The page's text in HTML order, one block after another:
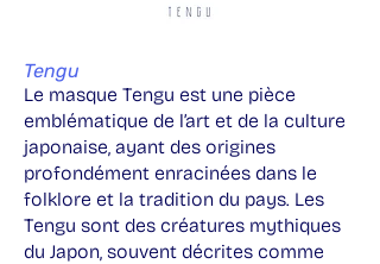
Tengu
Le masque Tengu est une pièce
emblématique de l’art et de la culture
japonaise, ayant des origines
profondément enracinées dans le
folklore et la tradition du pays. Les
Tengu sont des créatures mythiques
du Japon, souvent décrites comme